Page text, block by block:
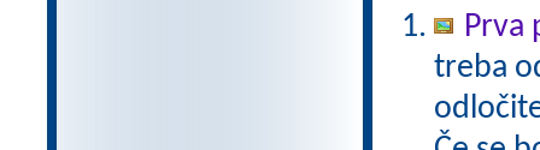
Prva
treba